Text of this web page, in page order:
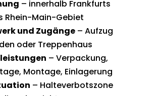
– innerhalb Frankfurts
Rhein-Main-Gebiet
und Zugänge– Aufzug
oder Treppenhaus
– Verpackung,
Montage, Einlagerung
– Halteverbotszone